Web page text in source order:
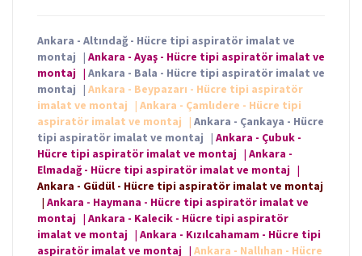
Ankara - Altındağ - Hücre tipi aspiratör imalat ve
montaj | Ankara - Ayaş - Hücre tipi aspiratör imalat ve
montaj | Ankara - Bala - Hücre tipi aspiratör imalat ve
montaj | Ankara - Beypazarı - Hücre tipi aspiratör
imalat ve montaj | Ankara - Çamlıdere - Hücre tipi
aspiratör imalat ve montaj | Ankara - Çankaya - Hücre
tipi aspiratör imalat ve montaj | Ankara - Çubuk -
Hücre tipi aspiratör imalat ve montaj | Ankara -
Elmadağ - Hücre tipi aspiratör imalat ve montaj |
Ankara - Güdül - Hücre tipi aspiratör imalat ve montaj
| Ankara - Haymana - Hücre tipi aspiratör imalat ve
montaj | Ankara - Kalecik - Hücre tipi aspiratör
imalat ve montaj | Ankara - Kızılcahamam - Hücre tipi
aspiratör imalat ve montaj | Ankara - Nallıhan - Hücre